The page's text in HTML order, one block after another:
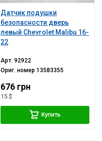
Датчик подушки
безопасности дверь
левый Chevrolet Malibu 16-
22
Арт.92922
Ориг. номер13583355
676 грн
15 $
Купить